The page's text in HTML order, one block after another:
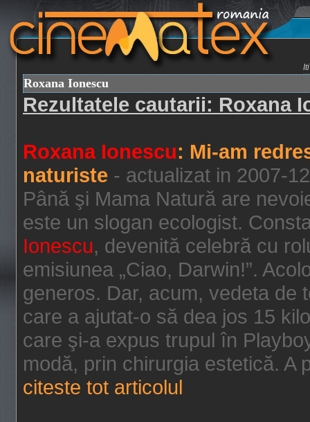
Roxana Ionescu
Rezultatele cautarii: Roxana
Roxana Ionescu: Mi-am
naturiste - actualizat in 2007-
Până şi Mama Natură are
este un slogan ecologist.
Ionescu, devenită celebră cu
emisiunea „Ciao, Darwin!”.
generos. Dar, acum, vedeta de
care a ajutat-o să dea jos 15
care şi-a expus trupul în
modă, prin chirurgia estetică. A
citeste tot articolul